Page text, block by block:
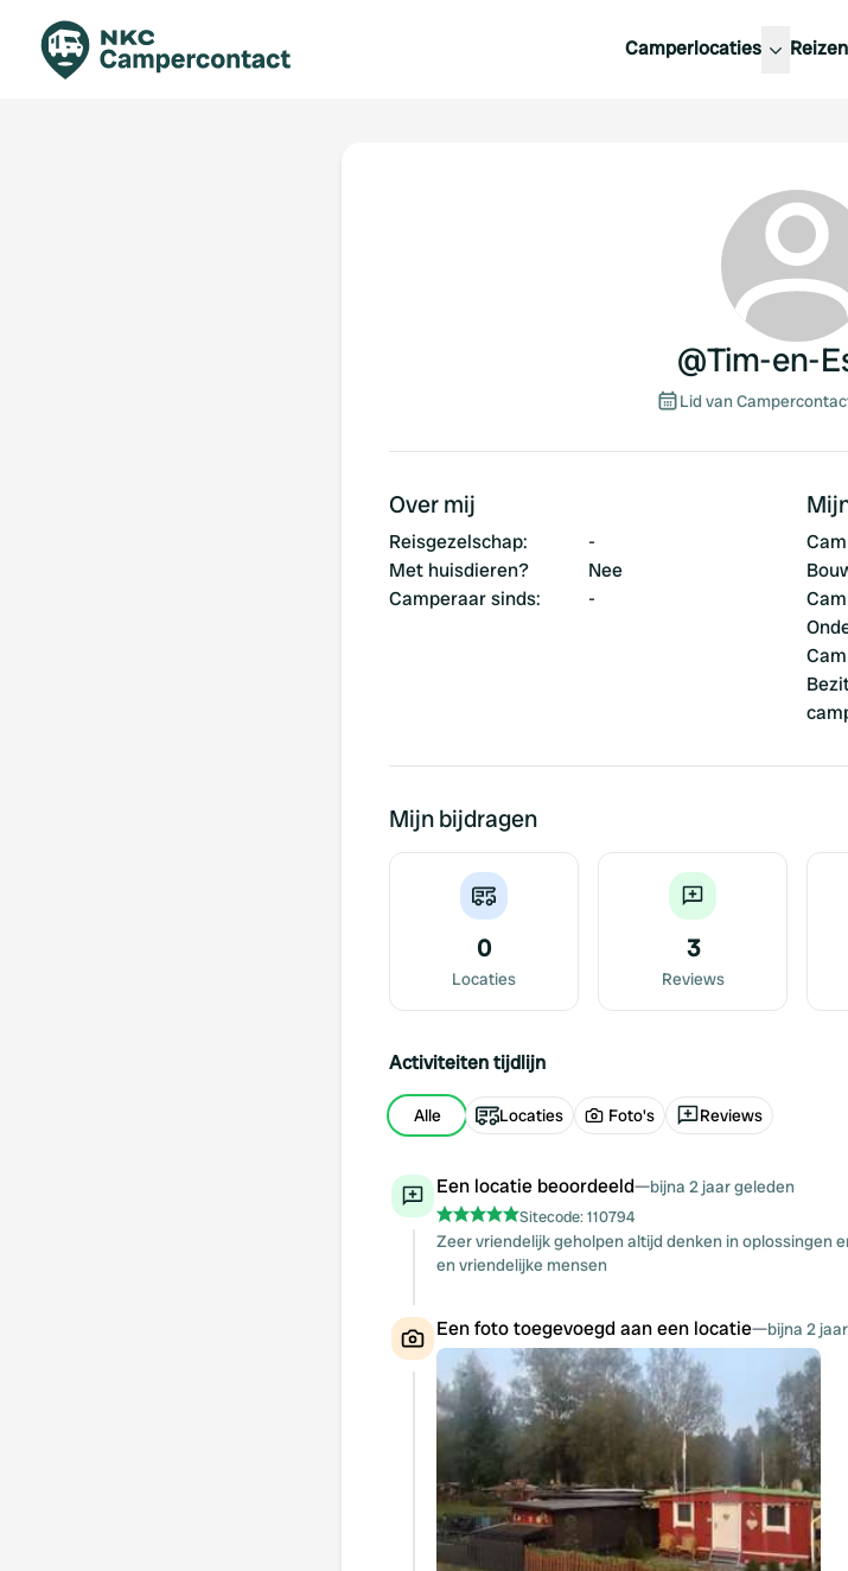
Camperlocaties Reizen
@Tim-en-
Lid van
Over mij
Reisgezelschap:
-
Met huisdieren?
Nee
Camperaar sinds: -
Mijn bijdragen
0
Locaties
3
Reviews
Activiteiten tijdlijn
Alle Locaties Foto's Reviews
Een locatie beoordeeld—bijna 2 jaar geleden
Sitecode:110794
Zeer vriendelijk geholpen altijd denken in oplossingen
en vriendelijke mensen
Een foto toegevoegd aan een locatie—bijna 2